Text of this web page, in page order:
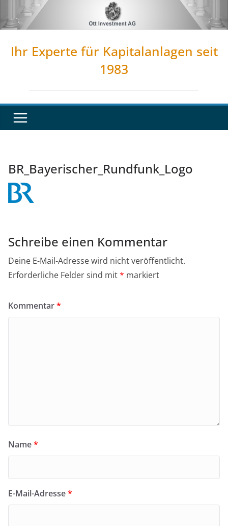
Inhalt
Ihr Experte für Kapitalanlagen seit
1983
BR_Bayerischer_Rundfunk_Logo
Schreibe einen Kommentar
Deine E-Mail-Adresse wird nicht veröffentlicht.
Erforderliche Felder sind mit* markiert
Kommentar*
Name*
E-Mail-Adresse*